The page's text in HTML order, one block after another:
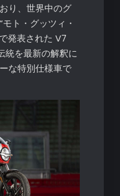
り、世界中のグ
ト・グッツィ・
発表された V7
統を最新の解釈に
な特別仕様車で